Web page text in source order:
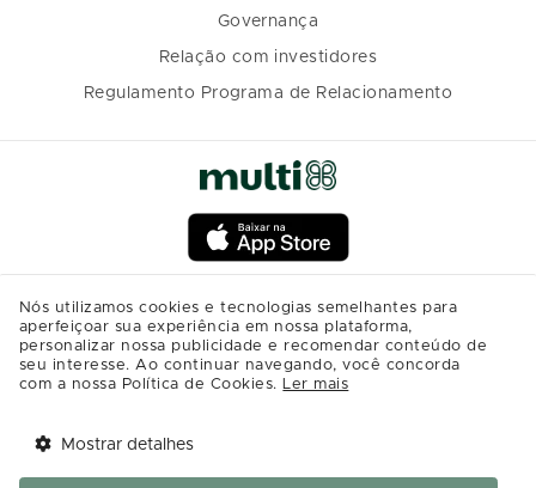
Governança
Relação com investidores
Regulamento Programa de Relacionamento
Nós utilizamos cookies e tecnologias semelhantes para
aperfeiçoar sua experiência em nossa plataforma,
personalizar nossa publicidade e recomendar conteúdo de
seu interesse. Ao continuar navegando, você concorda
com a nossa Política de Cookies. Ler mais
Mostrar detalhes